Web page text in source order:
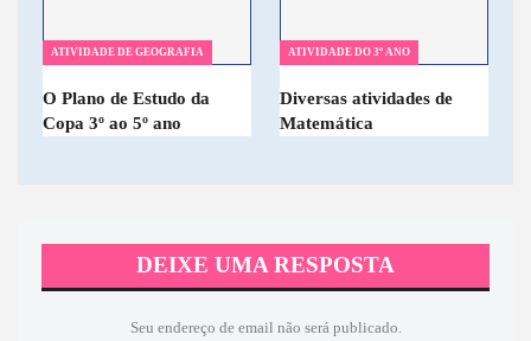
ATIVIDADE DE GEOGRAFIA
O Plano de Estudo da
Copa 3º ao 5º ano
ATIVIDADE DO 3º ANO
Diversas atividades de
Matemática
DEIXE UMA RESPOSTA
Seu endereço de email não será publicado.